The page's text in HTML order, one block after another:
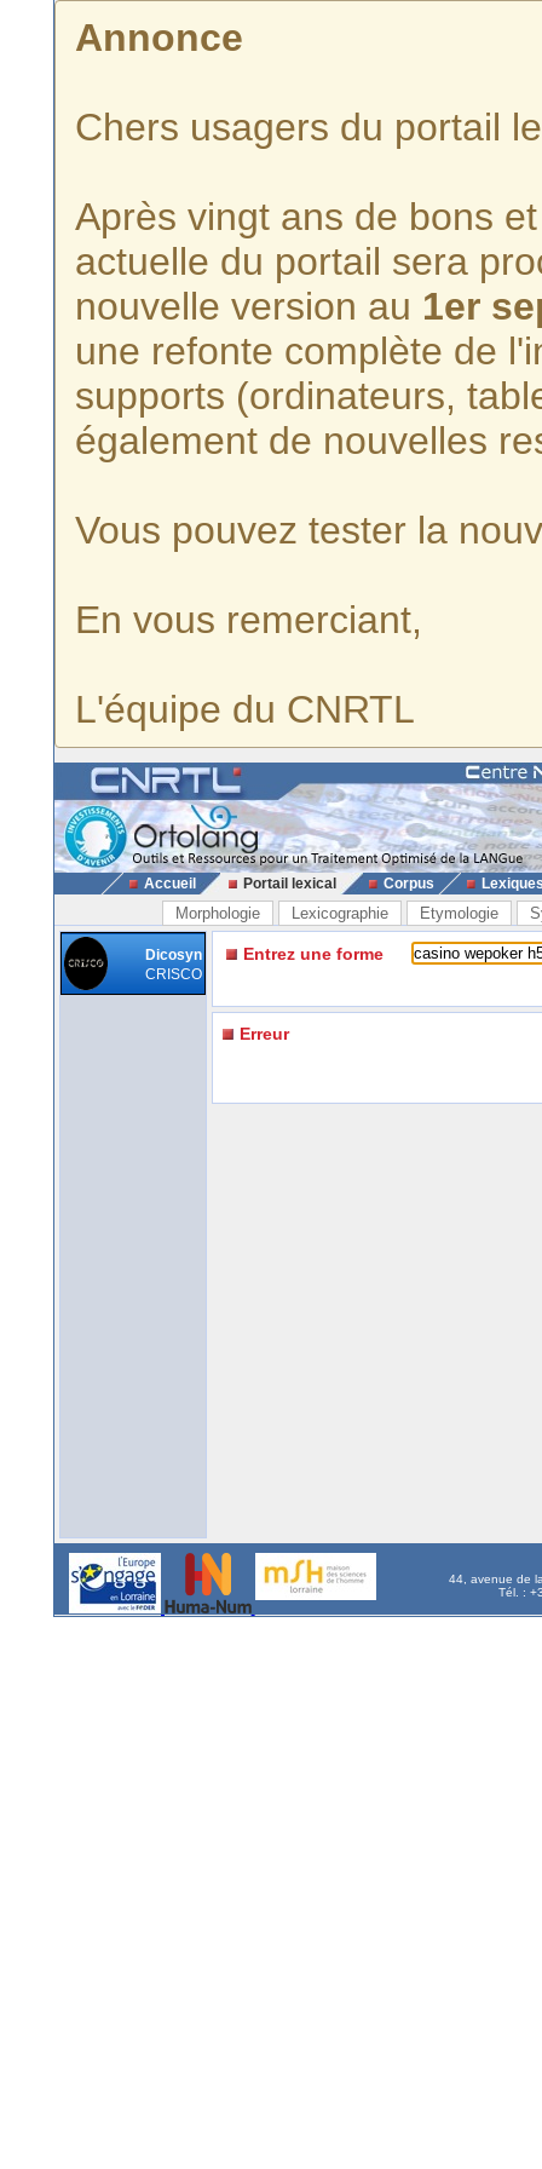
Annonce
Chers usagers du portail
Après vingt ans de bons
actuelle du portail sera
nouvelle version au 1er
une refonte complète de
supports (ordinateurs,
également de nouvelles
Vous pouvez tester la
En vous remerciant,
L'équipe du CNRTL
Accueil Portail lexical Corpus
Morphologie Lexicographie Etymologie
Dicosyn
CRISCO
Entrez une forme
Erreur
44, avenue de
Tél. :